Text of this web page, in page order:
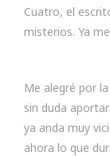
Cuatro, el
misterios. Ya
Me alegré por
sin duda
ya anda muy
ahora lo que